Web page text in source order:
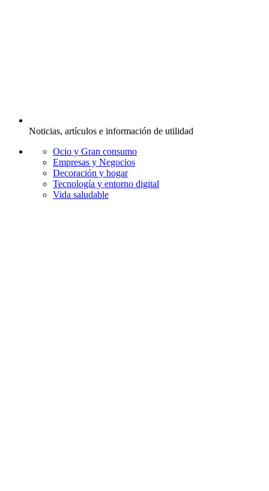
Noticias, artículos e información de utilidad
Ocio y Gran consumo
Empresas y Negocios
Decoración y hogar
Tecnología y entorno digital
Vida saludable